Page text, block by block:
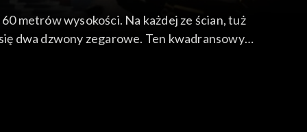
metrów wysokości. Na każdej ze ścian, tuż
dwa dzwony zegarowe. Ten kwadransowy
panowania Zygmunta III Wazy, króla który
z największych niemieckich bombardowań